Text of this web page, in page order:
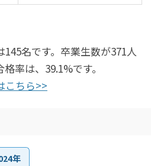
名です。卒業生数が371人
率は、39.1%です。
こちら>>
年